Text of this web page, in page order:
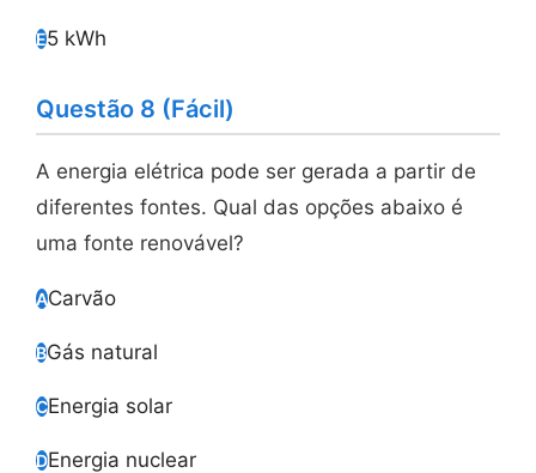
E5 kWh
Questão 8 (Fácil)
A energia elétrica pode ser gerada a partir de
diferentes fontes. Qual das opções abaixo é
uma fonte renovável?
ACarvão
BGás natural
CEnergia solar
DEnergia nuclear